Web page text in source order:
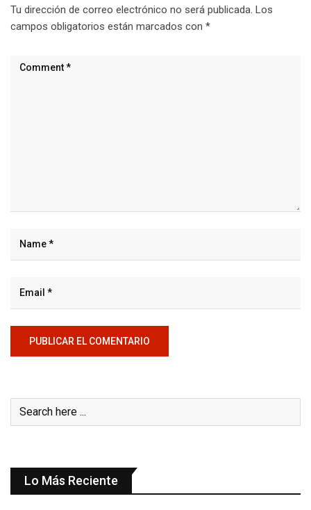
Tu dirección de correo electrónico no será publicada. Los
campos obligatorios están marcados con *
Lo Más Reciente